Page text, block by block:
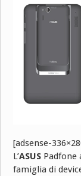
[adsense-
L’ASUS
famiglia di